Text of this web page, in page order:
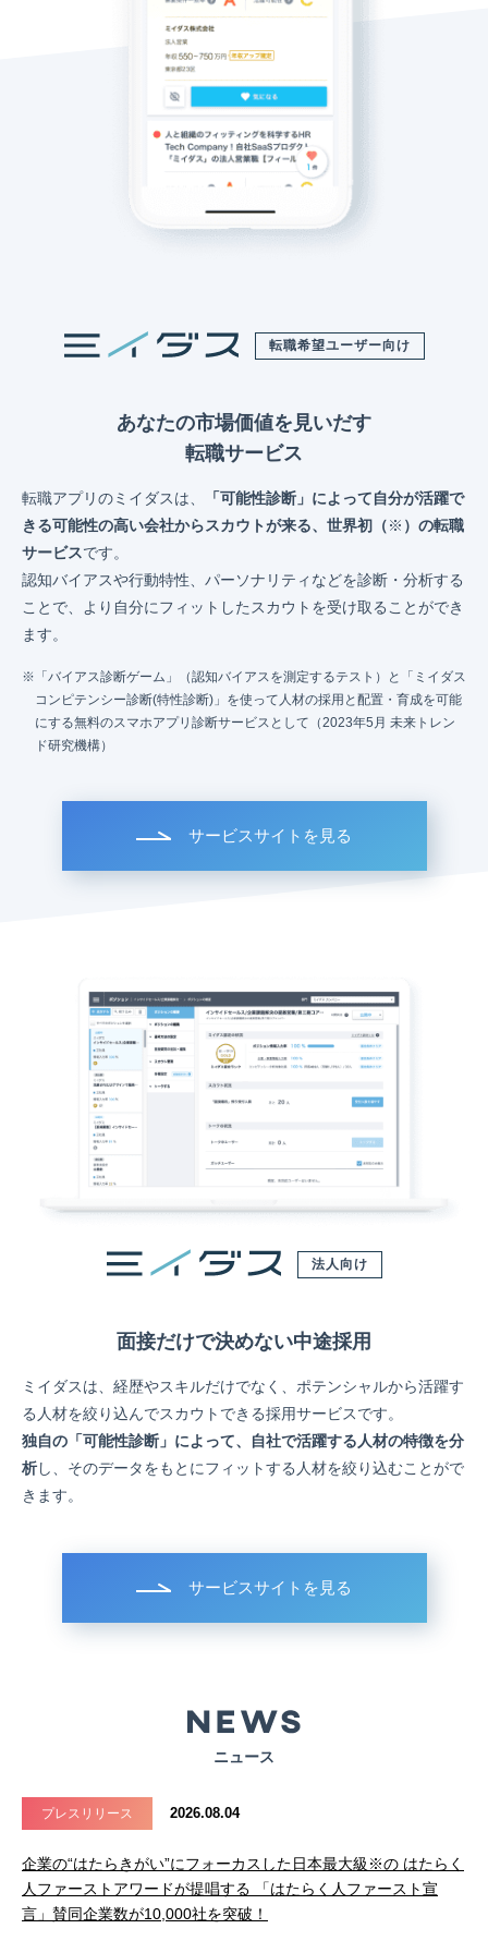
転職希望ユーザー向け
あなたの市場価値を見いだす
転職サービス
転職アプリのミイダスは、
「可能性診断」によって自分が活躍で
きる可能性の高い会社からスカウトが来る、世界初（※ ）の転職
サービスです。
認知バイアスや行動特性、パーソナリティなどを診断・分析する
ことで、より自分にフィットしたスカウトを受け取ることができ
ます。
「バイアス診断ゲーム」（認知バイアスを測定するテスト）と「ミイダス
コンピテンシー診断(特性診断)」を使って人材の採用と配置・育成を可能
にする無料のスマホアプリ診断サービスとして（2023年5月 未来トレン
ド研究機構）
サービスサイトを見る
法人向け
面接だけで決めない中途採用
ミイダスは、経歴やスキルだけでなく、ポテンシャルから活躍す
る人材を絞り込んでスカウトできる採用サービスです。
独自の「可能性診断」によって、自社で活躍する人材の特徴を分
析し、そのデータをもとにフィットする人材を絞り込むことがで
きます。
サービスサイトを見る
ニュース
プレスリリース 2026.08.04
企業の“はたらきがい”にフォーカスした日本最大級※の はたらく
人ファーストアワードが提唱する 「はたらく人ファースト宣
言」賛同企業数が10,000社を突破！